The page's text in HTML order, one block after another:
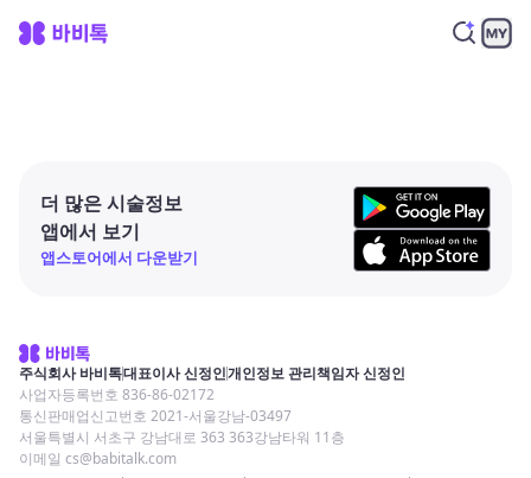
더 많은 시술정보
앱에서 보기
앱스토어에서 다운받기
주식회사 바비톡대표이사 신정인개인정보 관리책임자 신정인
사업자등록번호 836-86-02172
통신판매업신고번호 2021-서울강남-03497
서울특별시 서초구 강남대로 363 363강남타워 11층
이메일 cs@babitalk.com